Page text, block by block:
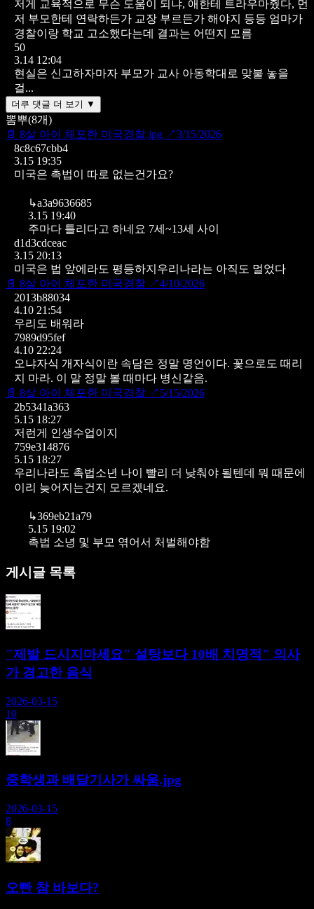
저게 교육적으로 무슨 도움이 되냐, 애한테 트라우마줬다, 먼
저 부모한테 연락하든가 교장 부르든가 해야지 등등 엄마가
경찰이랑 학교 고소했다는데 결과는 어떤지 모름
50
3.14 12:04
현실은 신고하자마자 부모가 교사 아동학대로 맞불 놓을
걸...
더쿠 댓글 더 보기 ▼
뽐뿌(8개)
📄 8살 아이 체포한 미국경찰.jpg ↗3/15/2026
8c8c67cbb4
3.15 19:35
미국은 촉법이 따로 없는건가요?
↳a3a9636685
3.15 19:40
주마다 틀리다고 하네요 7세~13세 사이
d1d3cdceac
3.15 20:13
미국은 법 앞에라도 평등하지우리나라는 아직도 멀었다
📄 8살 아이 체포한 미국경찰 ↗4/10/2026
2013b88034
4.10 21:54
우리도 배워라
7989d95fef
4.10 22:24
오냐자식 개자식이란 속담은 정말 명언이다. 꽃으로도 때리
지 마라. 이 말 정말 볼 때마다 병신같음.
📄 8살 아이 체포한 미국경찰 ↗ 5/15/2026
2b5341a363
5.15 18:27
저런게 인생수업이지
759e314876
5.15 18:27
우리나라도 촉법소년 나이 빨리 더 낮춰야 될텐데 뭐 때문에
이리 늦어지는건지 모르겠네요.
↳369eb21a79
5.15 19:02
촉법 소녕 및 부모 엮어서 처벌해야함
게시글 목록
"제발 드시지마세요" 설탕보다 10배 치명적" 의사
가 경고한 음식
2026-03-15
10
중학생과 배달기사가 싸움.jpg
2026-03-15
8
오빤 참 바보다?